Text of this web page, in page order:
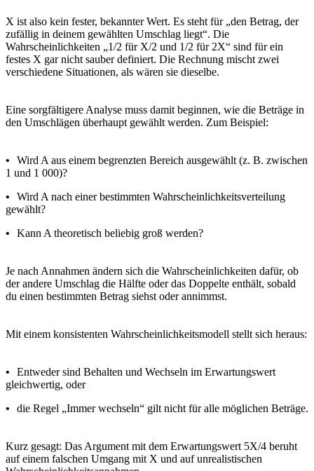
X ist also kein fester, bekannter Wert. Es steht für „den Betrag, der
zufällig in deinem gewählten Umschlag liegt“. Die
Wahrscheinlichkeiten „1/2 für X/2 und 1/2 für 2X“ sind für ein
festes X gar nicht sauber definiert. Die Rechnung mischt zwei
verschiedene Situationen, als wären sie dieselbe.
Eine sorgfältigere Analyse muss damit beginnen, wie die Beträge in
den Umschlägen überhaupt gewählt werden. Zum Beispiel:
•
Wird A aus einem begrenzten Bereich ausgewählt (z. B. zwischen
1 und 1 000)?
•
Wird A nach einer bestimmten Wahrscheinlichkeitsverteilung
gewählt?
•
Kann A theoretisch beliebig groß werden?
Je nach Annahmen ändern sich die Wahrscheinlichkeiten dafür, ob
der andere Umschlag die Hälfte oder das Doppelte enthält, sobald
du einen bestimmten Betrag siehst oder annimmst.
Mit einem konsistenten Wahrscheinlichkeitsmodell stellt sich heraus:
•
Entweder sind Behalten und Wechseln im Erwartungswert
gleichwertig, oder
•
die Regel „Immer wechseln“ gilt nicht für alle möglichen Beträge.
Kurz gesagt: Das Argument mit dem Erwartungswert 5X/4 beruht
auf einem falschen Umgang mit X und auf unrealistischen